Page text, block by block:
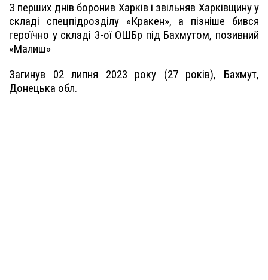
З перших днів боронив Харків і звільняв Харківщину у
складі спецпідрозділу «Кракен», а пізніше бився
героїчно у складі 3-ої ОШБр під Бахмутом, позивний
«Малиш»
Загинув 02 липня 2023 року (27 років), Бахмут,
Донецька обл.